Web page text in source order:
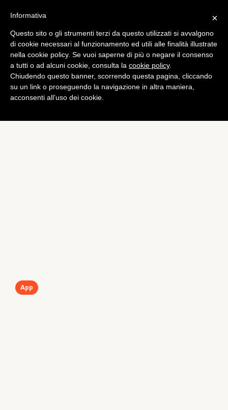
App
×
Informativa
Questo sito o gli strumenti terzi da questo utilizzati si avvalgono
di cookie necessari al funzionamento ed utili alle finalità illustrate
nella cookie policy. Se vuoi saperne di più o negare il consenso
a tutti o ad alcuni cookie, consulta la cookie policy.
Chiudendo questo banner, scorrendo questa pagina, cliccando
su un link o proseguendo la navigazione in altra maniera,
acconsenti all’uso dei cookie.